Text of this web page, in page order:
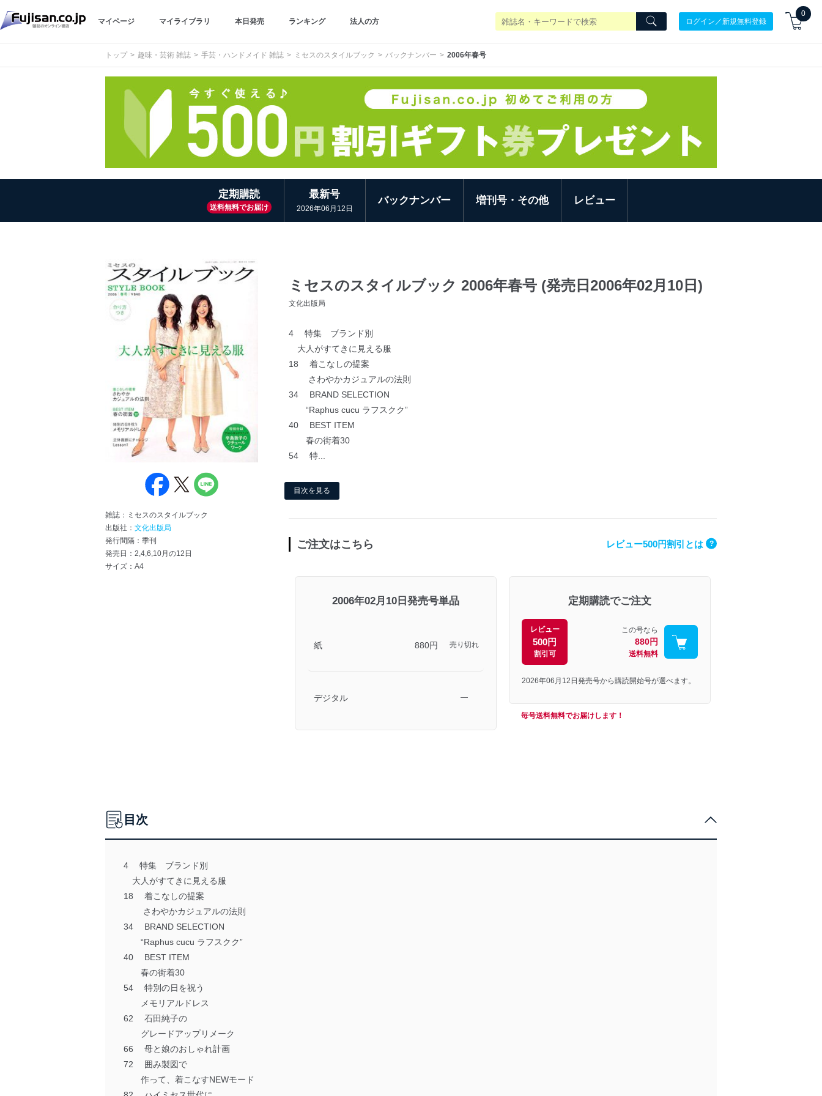
マイページ マイライブラリ 本日発売 ランキング 法人の方 ログイン／新規無料登録
0
トップ 趣味・芸術 雑誌 手芸・ハンドメイド 雑誌 ミセスのスタイルブック バックナンバー 2006年春号
定期購読
送料無料でお届け
最新号
2026年06月12日
バックナンバー 増刊号・その他 レビュー
雑誌：ミセスのスタイルブック
出版社： 文化出版局
発行間隔：季刊
発売日：2,4,6,10月の12日
サイズ：A4
ミセスのスタイルブック 2006年春号 (発売日2006年02月10日)
文化出版局
4 特集 ブランド別
大人がすてきに見える服
18 着こなしの提案
さわやかカジュアルの法則
34 BRAND SELECTION
“Raphus cucu ラフスクク”
40 BEST ITEM
春の街着30
54 特...
目次を見る
ご注文はこちら レビュー500円割引とは ?
2006年02月10日発売号単品
紙 880円 売り切れ
デジタル ―
定期購読でご注文
レビュー
500円
割引可
この号なら
880円
送料無料
2026年06月12日発売号から購読開始号が選べます。
毎号送料無料でお届けします！
目次
4 特集 ブランド別
大人がすてきに見える服
18 着こなしの提案
さわやかカジュアルの法則
34 BRAND SELECTION
“Raphus cucu ラフスクク”
40 BEST ITEM
春の街着30
54 特別の日を祝う
メモリアルドレス
62 石田純子の
グレードアップリメーク
66 母と娘のおしゃれ計画
72 囲み製図で
作って、着こなすNEWモード